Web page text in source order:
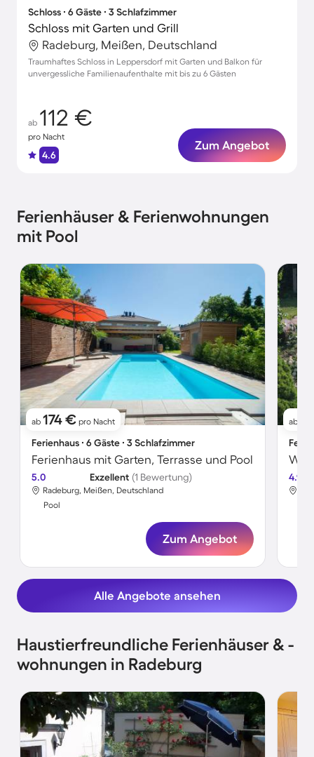
Schloss ∙ 6 Gäste ∙ 3 Schlafzimmer
Schloss mit Garten und Grill
Radeburg, Meißen, Deutschland
Traumhaftes Schloss in Leppersdorf mit Garten und Balkon für
unvergessliche Familienaufenthalte mit bis zu 6 Gästen
ab 112 €
pro Nacht
4.6
Zum Angebot
Ferienhäuser & Ferienwohnungen
mit Pool
ab 174 € pro Nacht
Ferienhaus ∙ 6 Gäste ∙ 3 Schlafzimmer
Ferienhaus mit Garten, Terrasse und Pool
5.0 Exzellent (1 Bewertung)
Radeburg, Meißen, Deutschland
Pool
Zum Angebot
ab
4.9
Alle Angebote ansehen
Haustierfreundliche Ferienhäuser & -
wohnungen in Radeburg